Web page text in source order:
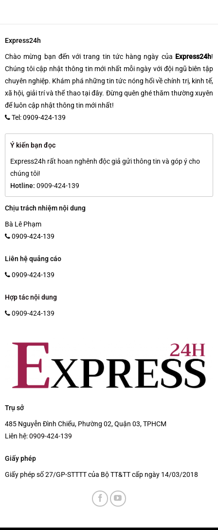
Express24h
Chào mừng bạn đến với trang tin tức hàng ngày của Express24h!
Chúng tôi cập nhật thông tin mới nhất mỗi ngày với đội ngũ biên tập
chuyên nghiệp. Khám phá những tin tức nóng hổi về chính trị, kinh tế,
xã hội, giải trí và thể thao tại đây. Đừng quên ghé thăm thường xuyên
để luôn cập nhật thông tin mới nhất!
Tel: 0909-424-139
Ý kiến bạn đọc
Express24h rất hoan nghênh độc giả gửi thông tin và góp ý cho
chúng tôi!
Hotline: 0909-424-139
Chịu trách nhiệm nội dung
Bà Lê Phạm
0909-424-139
Liên hệ quảng cáo
0909-424-139
Hợp tác nội dung
0909-424-139
Trụ sở
485 Nguyễn Đình Chiểu, Phường 02, Quận 03, TPHCM
Liên hệ:0909-424-139
Giấy phép
Giấy phép số 27/GP-STTTT của Bộ TT&TT cấp ngày 14/03/2018